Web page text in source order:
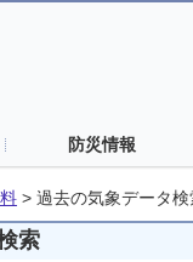
防災情報
> 過去の気象データ検
索